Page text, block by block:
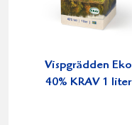
Vispgrädden Eko
40% KRAV 1 liter